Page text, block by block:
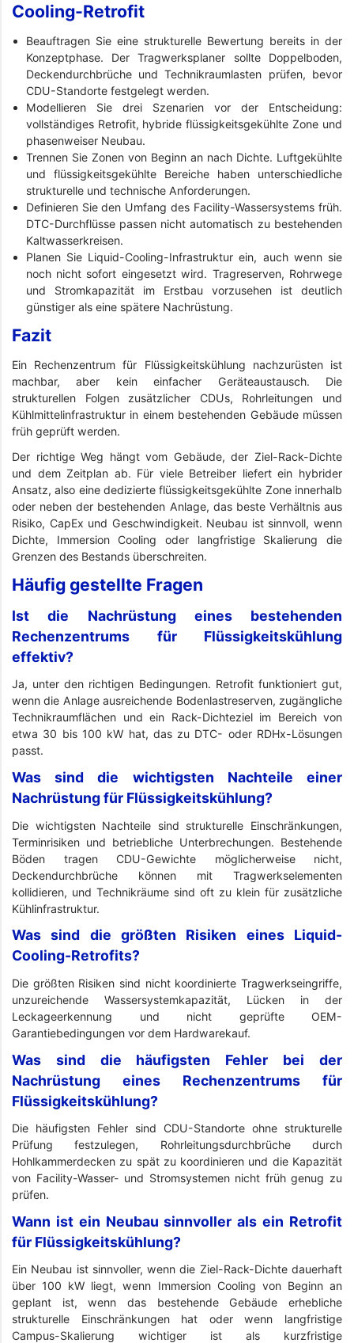
Cooling-Retrofit
Beauftragen Sie eine strukturelle Bewertung bereits in der
Konzeptphase. Der Tragwerksplaner sollte Doppelboden,
Deckendurchbrüche und Technikraumlasten prüfen, bevor
CDU-Standorte festgelegt werden.
Modellieren Sie drei Szenarien vor der Entscheidung:
vollständiges Retrofit, hybride flüssigkeitsgekühlte Zone und
phasenweiser Neubau.
Trennen Sie Zonen von Beginn an nach Dichte. Luftgekühlte
und flüssigkeitsgekühlte Bereiche haben unterschiedliche
strukturelle und technische Anforderungen.
Definieren Sie den Umfang des Facility-Wassersystems früh.
DTC-Durchflüsse passen nicht automatisch zu bestehenden
Kaltwasserkreisen.
Planen Sie Liquid-Cooling-Infrastruktur ein, auch wenn sie
noch nicht sofort eingesetzt wird. Tragreserven, Rohrwege
und Stromkapazität im Erstbau vorzusehen ist deutlich
günstiger als eine spätere Nachrüstung.
Fazit
Ein Rechenzentrum für Flüssigkeitskühlung nachzurüsten ist
machbar, aber kein einfacher Geräteaustausch. Die
strukturellen Folgen zusätzlicher CDUs, Rohrleitungen und
Kühlmittelinfrastruktur in einem bestehenden Gebäude müssen
früh geprüft werden.
Der richtige Weg hängt vom Gebäude, der Ziel-Rack-Dichte
und dem Zeitplan ab. Für viele Betreiber liefert ein hybrider
Ansatz, also eine dedizierte flüssigkeitsgekühlte Zone innerhalb
oder neben der bestehenden Anlage, das beste Verhältnis aus
Risiko, CapEx und Geschwindigkeit. Neubau ist sinnvoll, wenn
Dichte, Immersion Cooling oder langfristige Skalierung die
Grenzen des Bestands überschreiten.
Häufig gestellte Fragen
Ist die Nachrüstung eines bestehenden
Rechenzentrums für Flüssigkeitskühlung
effektiv?
Ja, unter den richtigen Bedingungen. Retrofit funktioniert gut,
wenn die Anlage ausreichende Bodenlastreserven, zugängliche
Technikraumflächen und ein Rack-Dichteziel im Bereich von
etwa 30 bis 100 kW hat, das zu DTC- oder RDHx-Lösungen
passt.
Was sind die wichtigsten Nachteile einer
Nachrüstung für Flüssigkeitskühlung?
Die wichtigsten Nachteile sind strukturelle Einschränkungen,
Terminrisiken und betriebliche Unterbrechungen. Bestehende
Böden tragen CDU-Gewichte möglicherweise nicht,
Deckendurchbrüche können mit Tragwerkselementen
kollidieren, und Technikräume sind oft zu klein für zusätzliche
Kühlinfrastruktur.
Was sind die größten Risiken eines Liquid-
Cooling-Retrofits?
Die größten Risiken sind nicht koordinierte Tragwerkseingriffe,
unzureichende Wassersystemkapazität, Lücken in der
Leckageerkennung und nicht geprüfte OEM-
Garantiebedingungen vor dem Hardwarekauf.
Was sind die häufigsten Fehler bei der
Nachrüstung eines Rechenzentrums für
Flüssigkeitskühlung?
Die häufigsten Fehler sind CDU-Standorte ohne strukturelle
Prüfung festzulegen, Rohrleitungsdurchbrüche durch
Hohlkammerdecken zu spät zu koordinieren und die Kapazität
von Facility-Wasser- und Stromsystemen nicht früh genug zu
prüfen.
Wann ist ein Neubau sinnvoller als ein Retrofit
für Flüssigkeitskühlung?
Ein Neubau ist sinnvoller, wenn die Ziel-Rack-Dichte dauerhaft
über 100 kW liegt, wenn Immersion Cooling von Beginn an
geplant ist, wenn das bestehende Gebäude erhebliche
strukturelle Einschränkungen hat oder wenn langfristige
Campus-Skalierung wichtiger ist als kurzfristige